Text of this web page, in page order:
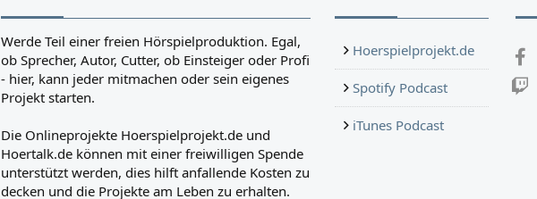
Werde Teil einer freien Hörspielproduktion. Egal,
ob Sprecher, Autor, Cutter, ob Einsteiger oder Profi
- hier, kann jeder mitmachen oder sein eigenes
Projekt starten.
Die Onlineprojekte Hoerspielprojekt.de und
Hoertalk.de können mit einer freiwilligen Spende
unterstützt werden, dies hilft anfallende Kosten zu
decken und die Projekte am Leben zu erhalten.
Hoerspielprojekt.de
Spotify Podcast
iTunes Podcast